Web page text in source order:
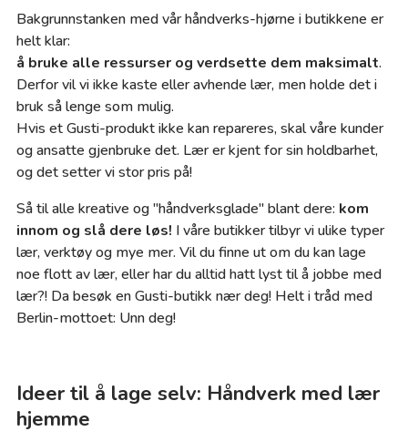
Bakgrunnstanken med vår håndverks-hjørne i butikkene er
helt klar:
å bruke alle ressurser og verdsette dem maksimalt.
Derfor vil vi ikke kaste eller avhende lær, men holde det i
bruk så lenge som mulig.
Hvis et Gusti-produkt ikke kan repareres, skal våre kunder
og ansatte gjenbruke det. Lær er kjent for sin holdbarhet,
og det setter vi stor pris på!
Så til alle kreative og "håndverksglade" blant dere: kom
innom og slå dere løs! I våre butikker tilbyr vi ulike typer
lær, verktøy og mye mer. Vil du finne ut om du kan lage
noe flott av lær, eller har du alltid hatt lyst til å jobbe med
lær?! Da besøk en Gusti-butikk nær deg! Helt i tråd med
Berlin-mottoet: Unn deg!
Ideer til å lage selv: Håndverk med lær
hjemme